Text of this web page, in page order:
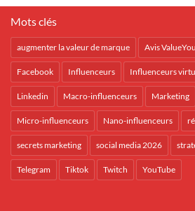
Mots clés
augmenter la valeur de marque Avis
Facebook Influenceurs Influenceurs
Linkedin Macro-influenceurs Marketing
Micro-influenceurs Nano-influenceurs
secrets marketing social media 2026
Telegram Tiktok Twitch YouTube